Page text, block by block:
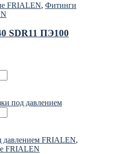
FRIALEN, Фитинги
SDR11 ПЭ100
давлением FRIALEN,
FRIALEN